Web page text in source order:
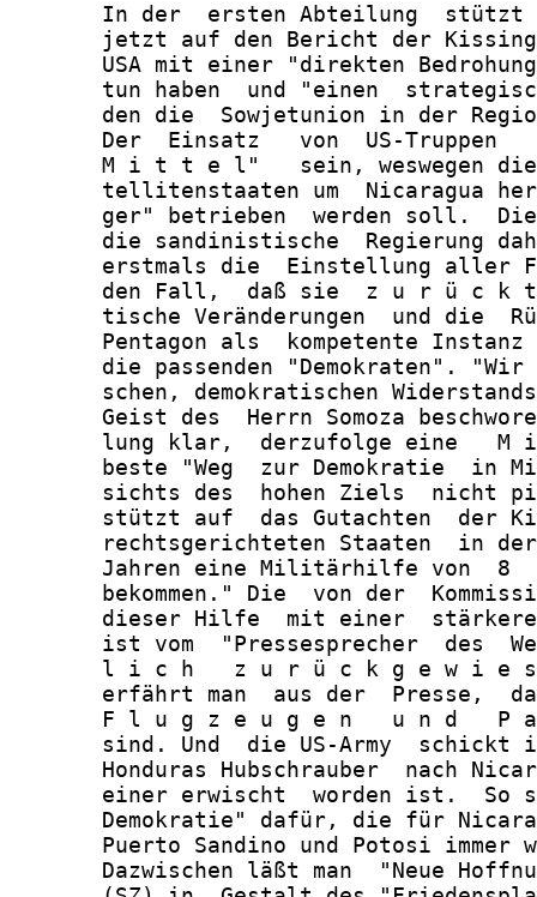
In der  ersten Abteilung
jetzt auf den Bericht der
USA mit einer "direkten
tun haben  und "einen
den die  Sowjetunion in der
Der  Einsatz   von  US-Truppen
M i t t e l"   sein, weswegen
tellitenstaaten um  Nicaragua
ger" betrieben  werden soll.
die sandinistische  Regierung
erstmals die  Einstellung aller
den Fall,  daß sie  z u r ü c k
tische Veränderungen  und die
Pentagon als  kompetente
die passenden "Demokraten".
schen, demokratischen
Geist des  Herrn Somoza
lung klar,  derzufolge eine   M
beste "Weg  zur Demokratie  in
sichts des  hohen Ziels  nicht
stützt auf  das Gutachten  der
rechtsgerichteten Staaten  in
Jahren eine Militärhilfe von  8
bekommen." Die  von der
dieser Hilfe  mit einer
ist vom  "Pressesprecher  des
l i c h   z u r ü c k g e w i e
erfährt man  aus der  Presse,
F l u g z e u g e n   u n d   P
sind. Und  die US-Army  schickt
Honduras Hubschrauber  nach
einer erwischt  worden ist.  So
Demokratie" dafür, die für
Puerto Sandino und Potosi immer
Dazwischen läßt man  "Neue